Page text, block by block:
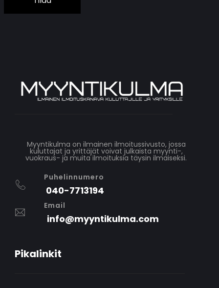
Myyntikulma on ilmainen ilmoitussivusto, jossa
kuluttajat ja yrittäjät voivat julkaista myynti-,
vuokraus- ja muita ilmoituksia täysin ilmaiseksi.
Puhelinnumero
040-7713194
Email
info@myyntikulma.com
Pikalinkit